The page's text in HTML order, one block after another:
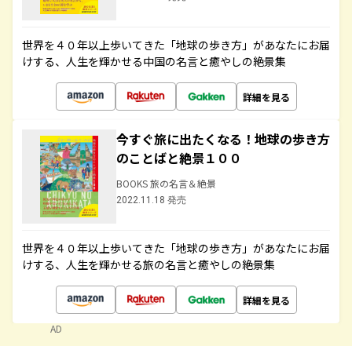
世界を４０年以上歩いてきた「地球の歩き方」があなたにお届
けする、人生を輝かせる中国の名言と癒やしの絶景集
詳細を見る
今すぐ旅に出たくなる！地球の歩き方
のことばと絶景１００
BOOKS 旅の名言＆絶景
2022.11.18 発売
世界を４０年以上歩いてきた「地球の歩き方」があなたにお届
けする、人生を輝かせる旅の名言と癒やしの絶景集
詳細を見る
AD